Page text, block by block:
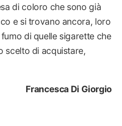
di coloro che sono già
e si trovano ancora, loro
di quelle sigarette che
scelto di acquistare,
Francesca Di Giorgio